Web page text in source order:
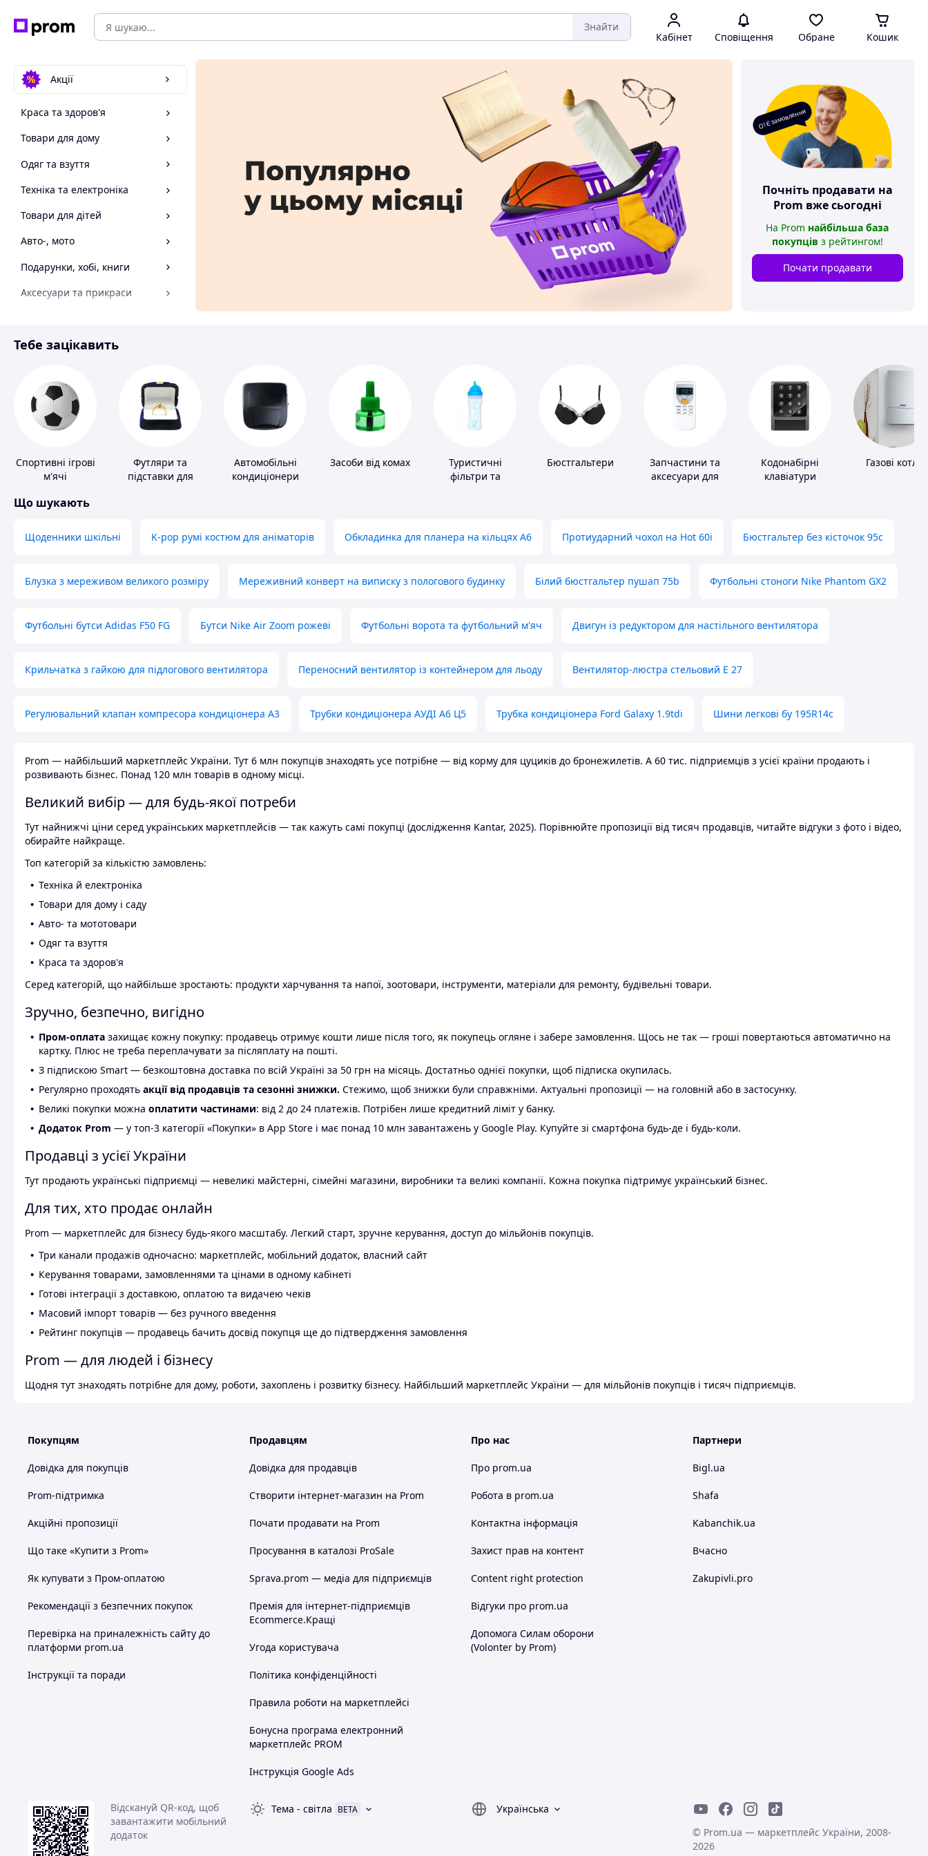
Знайти
Кабінет Сповіщення Обране Кошик
Акції
Краса та здоров'я
Товари для дому
Одяг та взуття
Техніка та електроніка
Товари для дітей
Авто-, мото
Подарунки, хобі, книги
Аксесуари та прикраси
Спорт і відпочинок
О! Є замовлення
Почніть продавати на
Prom вже сьогодні
На Prom найбільша база
покупців з рейтингом!
Почати продавати
Тебе зацікавить
Спортивні ігрові
м'ячі
Футляри та
підставки для
Автомобільні
кондиціонери
Засоби від комах
Туристичні
фільтри та
Бюстгальтери
Запчастини та
аксесуари для
Кодонабірні
клавіатури
Газові котли
Що шукають
Щоденники шкільні K-pop румі костюм для аніматорів Обкладинка для планера на кільцях А6 Протиударний чохол на Hot 60i Бюстгальтер без кісточок 95с
Блузка з мереживом великого розміру Мереживний конверт на виписку з пологового будинку Білий бюстгальтер пушап 75b Футбольні стоноги Nike Phantom GX2
Футбольні бутси Adidas F50 FG Бутси Nike Air Zoom рожеві Футбольні ворота та футбольний м'яч Двигун із редуктором для настільного вентилятора
Крильчатка з гайкою для підлогового вентилятора Переносний вентилятор із контейнером для льоду Вентилятор-люстра стельовий E 27
Регулювальний клапан компресора кондиціонера А3 Трубки кондиціонера АУДІ А6 Ц5 Трубка кондиціонера Ford Galaxy 1.9tdi Шини легкові бу 195R14c
Prom — найбільший маркетплейс України. Тут 6 млн покупців знаходять усе потрібне — від корму для цуциків до бронежилетів. А 60 тис. підприємців з усієї країни продають і
розвивають бізнес. Понад 120 млн товарів в одному місці.
Великий вибір — для будь-якої потреби
Тут найнижчі ціни серед українських маркетплейсів — так кажуть самі покупці (дослідження Kantar, 2025). Порівнюйте пропозиції від тисяч продавців, читайте відгуки з фото і відео,
обирайте найкраще.
Топ категорій за кількістю замовлень:
Техніка й електроніка
Товари для дому і саду
Авто- та мототовари
Одяг та взуття
Краса та здоров'я
Серед категорій, що найбільше зростають: продукти харчування та напої, зоотовари, інструменти, матеріали для ремонту, будівельні товари.
Зручно, безпечно, вигідно
Пром-оплата захищає кожну покупку: продавець отримує кошти лише після того, як покупець огляне і забере замовлення. Щось не так — гроші повертаються автоматично на
картку. Плюс не треба переплачувати за післяплату на пошті.
З підпискою Smart — безкоштовна доставка по всій Україні за 50 грн на місяць. Достатньо однієї покупки, щоб підписка окупилась.
Регулярно проходять акції від продавців та сезонні знижки. Стежимо, щоб знижки були справжніми. Актуальні пропозиції — на головній або в застосунку.
Великі покупки можна оплатити частинами: від 2 до 24 платежів. Потрібен лише кредитний ліміт у банку.
Додаток Prom — у топ-3 категорії «Покупки» в App Store і має понад 10 млн завантажень у Google Play. Купуйте зі смартфона будь-де і будь-коли.
Продавці з усієї України
Тут продають українські підприємці — невеликі майстерні, сімейні магазини, виробники та великі компанії. Кожна покупка підтримує український бізнес.
Для тих, хто продає онлайн
Prom — маркетплейс для бізнесу будь-якого масштабу. Легкий старт, зручне керування, доступ до мільйонів покупців.
Три канали продажів одночасно: маркетплейс, мобільний додаток, власний сайт
Керування товарами, замовленнями та цінами в одному кабінеті
Готові інтеграції з доставкою, оплатою та видачею чеків
Масовий імпорт товарів — без ручного введення
Рейтинг покупців — продавець бачить досвід покупця ще до підтвердження замовлення
Prom — для людей і бізнесу
Щодня тут знаходять потрібне для дому, роботи, захоплень і розвитку бізнесу. Найбільший маркетплейс України — для мільйонів покупців і тисяч підприємців.
Покупцям
Довідка для покупців
Prom-підтримка
Акційні пропозиції
Що таке «Купити з Prom»
Як купувати з Пром-оплатою
Рекомендації з безпечних покупок
Перевірка на приналежність сайту до
платформи prom.ua
Інструкції та поради
Продавцям
Довідка для продавців
Створити інтернет-магазин на Prom
Почати продавати на Prom
Просування в каталозі ProSale
Sprava.prom — медіа для підприємців
Премія для інтернет-підприємців
Ecommerce.Кращі
Угода користувача
Політика конфіденційності
Правила роботи на маркетплейсі
Бонусна програма електронний
маркетплейс PROM
Інструкція Google Ads
Про нас
Про prom.ua
Робота в prom.ua
Контактна інформація
Захист прав на контент
Content right protection
Відгуки про prom.ua
Допомога Силам оборони
(Volonter by Prom)
Партнери
Bigl.ua
Shafa
Kabanchik.ua
Вчасно
Zakupivli.pro
Відскануй QR-код, щоб
завантажити мобільний
додаток
Тема - світла BETA
Українська
© Prom.ua — маркетплейс України, 2008-
2026